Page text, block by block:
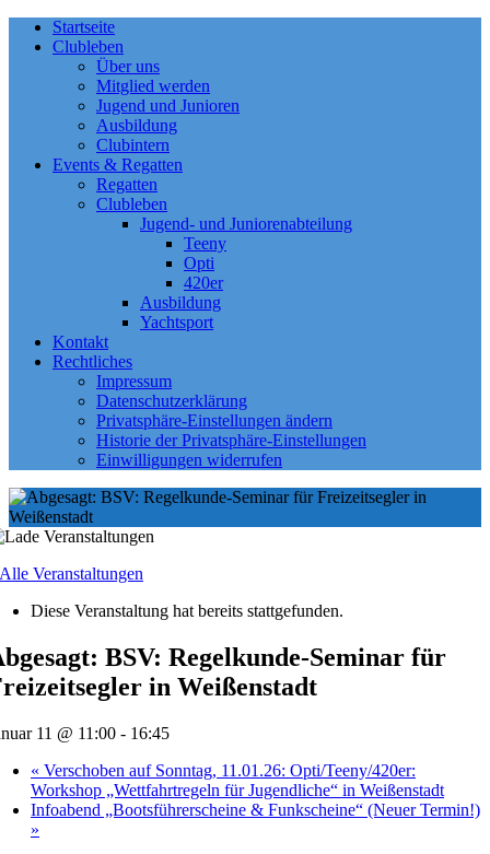
Startseite
Clubleben
Über uns
Mitglied werden
Jugend und Junioren
Ausbildung
Clubintern
Events & Regatten
Regatten
Clubleben
Jugend- und Juniorenabteilung
Teeny
Opti
420er
Ausbildung
Yachtsport
Kontakt
Rechtliches
Impressum
Datenschutzerklärung
Privatsphäre-Einstellungen ändern
Historie der Privatsphäre-Einstellungen
Einwilligungen widerrufen
Veranstaltungen
Diese Veranstaltung hat bereits stattgefunden.
BSV: Regelkunde-Seminar für
in Weißenstadt
11 @ 11:00 - 16:45
« Verschoben auf Sonntag, 11.01.26: Opti/Teeny/420er:
Workshop „Wettfahrtregeln für Jugendliche“ in Weißenstadt
Infoabend „Bootsführerscheine & Funkscheine“ (Neuer Termin!)
»